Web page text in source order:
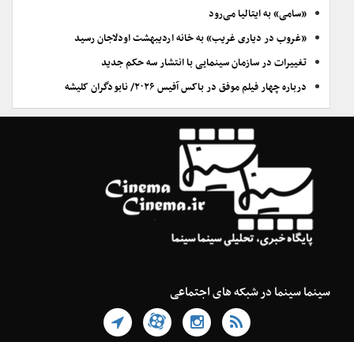
«سامی» به ایتالیا می‌رود
«غروب در دیاری غریب» به خانه اردیبهشت اودلاجان رسید
تغییرات در سازمان سینمایی با انتشار سه حکم جدید
درباره چهار فیلم موفق در باکس آفیس ۲۰۲۶/ نابودگران کلیشه
سینما سینما در شبکه های اجتماعی